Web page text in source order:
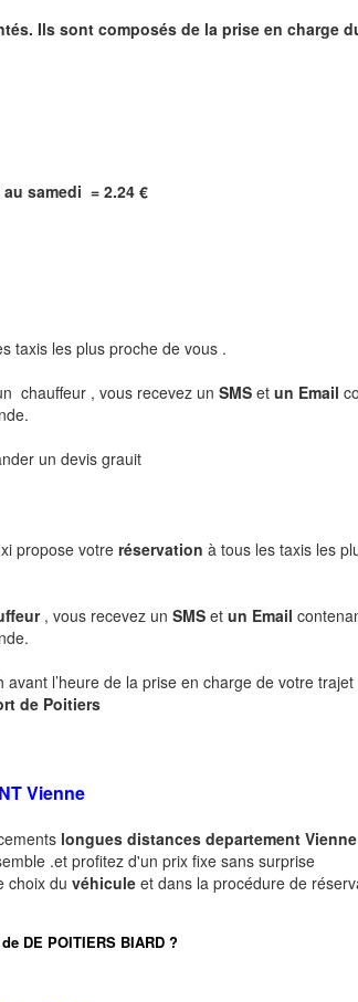
Ils sont composés de la prise en charge
samedi = 2.24 €
taxis les plus proche de vous .
chauffeur , vous recevez un SMS et un Email
un devis grauit
propose votre réservation à tous les taxis les
, vous recevez un SMS et un Email
avant l’heure de la prise en charge de votre trajet
de Poitiers
Vienne
longues distances departement Vienne
.et profitez d'un prix fixe sans surprise
choix du véhicule et dans la procédure de
DE POITIERS BIARD ?